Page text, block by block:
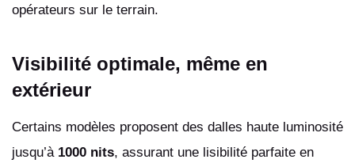
opérateurs sur le terrain.
Visibilité optimale, même en
extérieur
Certains modèles proposent des dalles haute luminosité
jusqu’à 1000 nits, assurant une lisibilité parfaite en